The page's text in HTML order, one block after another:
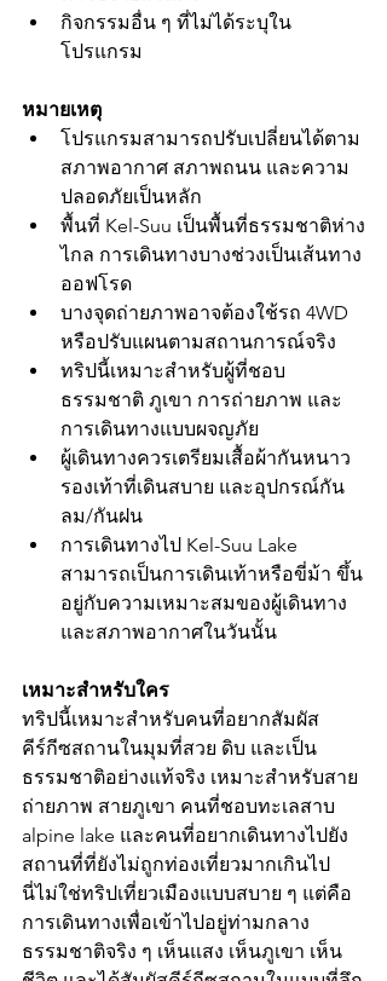
กิจกรรมอื่น ๆ ที่ไม่ได้ระบุใน
โปรแกรม
หมายเหตุ
โปรแกรมสามารถปรับเปลี่ยนได้ตาม
สภาพอากาศ สภาพถนน และความ
ปลอดภัยเป็นหลัก
พื้นที่ Kel-Suu เป็นพื้นที่ธรรมชาติห่าง
ไกล การเดินทางบางช่วงเป็นเส้นทาง
ออฟโรด
บางจุดถ่ายภาพอาจต้องใช้รถ 4WD
หรือปรับแผนตามสถานการณ์จริง
ทริปนี้เหมาะสำหรับผู้ที่ชอบ
ธรรมชาติ ภูเขา การถ่ายภาพ และ
การเดินทางแบบผจญภัย
ผู้เดินทางควรเตรียมเสื้อผ้ากันหนาว
รองเท้าที่เดินสบาย และอุปกรณ์กัน
ลม/กันฝน
การเดินทางไป Kel-Suu Lake
สามารถเป็นการเดินเท้าหรือขี่ม้า ขึ้น
อยู่กับความเหมาะสมของผู้เดินทาง
และสภาพอากาศในวันนั้น
เหมาะสำหรับใคร
ทริปนี้เหมาะสำหรับคนที่อยากสัมผัส
คีร์กีซสถานในมุมที่สวย ดิบ และเป็น
ธรรมชาติอย่างแท้จริง เหมาะสำหรับสาย
ถ่ายภาพ สายภูเขา คนที่ชอบทะเลสาบ
alpine lake และคนที่อยากเดินทางไปยัง
สถานที่ที่ยังไม่ถูกท่องเที่ยวมากเกินไป
นี่ไม่ใช่ทริปเที่ยวเมืองแบบสบาย ๆ แต่คือ
การเดินทางเพื่อเข้าไปอยู่ท่ามกลาง
ธรรมชาติจริง ๆ เห็นแสง เห็นภูเขา เห็น